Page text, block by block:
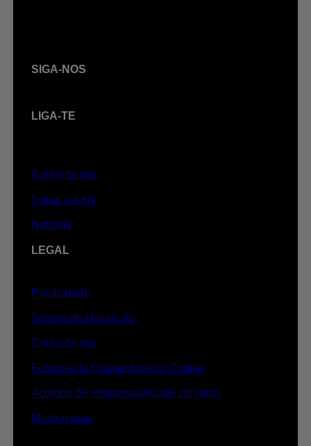
SIGA-NOS
LIGA-TE
Contacta-nos
Sobre o AXN
Notícias
LEGAL
Privacidade
Termos de Utilização
Contacta-nos
Ferramenta Consentimento Cookie
Acordos de responsabilidade conjunta
Muda o país